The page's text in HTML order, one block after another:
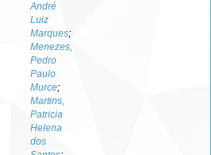
André
Luiz
Marques;
Menezes,
Pedro
Paulo
Murce;
Martins,
Patricia
Helena
dos